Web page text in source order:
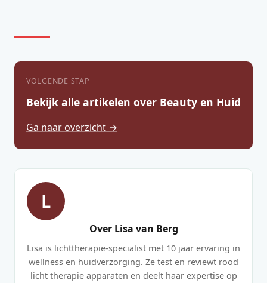
VOLGENDE STAP
Bekijk alle artikelen over Beauty en Huid
Ga naar overzicht →
L
Over Lisa van Berg
Lisa is lichttherapie-specialist met 10 jaar ervaring in
wellness en huidverzorging. Ze test en reviewt rood
licht therapie apparaten en deelt haar expertise op